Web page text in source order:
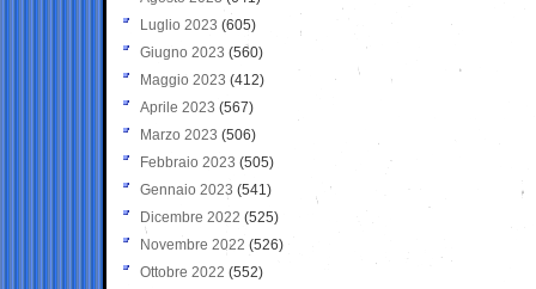
Luglio 2023 (605)
Giugno 2023 (560)
Maggio 2023 (412)
Aprile 2023 (567)
Marzo 2023 (506)
Febbraio 2023 (505)
Gennaio 2023 (541)
Dicembre 2022 (525)
Novembre 2022 (526)
Ottobre 2022 (552)